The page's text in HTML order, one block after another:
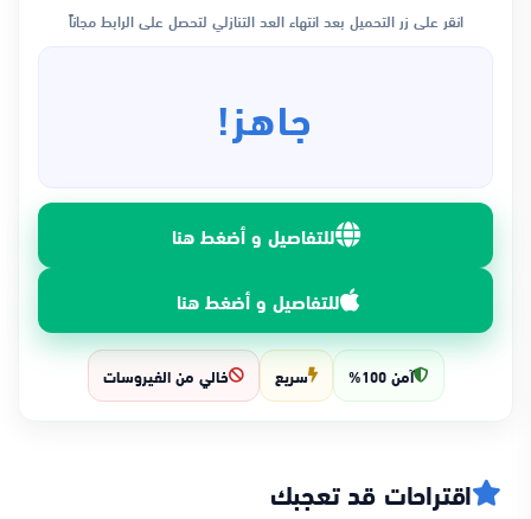
انقر على زر التحميل بعد انتهاء العد التنازلي لتحصل على الرابط مجاناً
جاهز!
للتفاصيل و أضغط هنا
للتفاصيل و أضغط هنا
آمن 100% سريع خالي من الفيروسات
اقتراحات قد تعجبك